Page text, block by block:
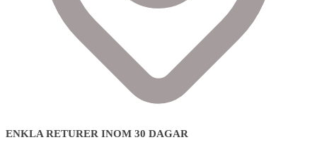
ENKLA RETURER INOM 30 DAGAR